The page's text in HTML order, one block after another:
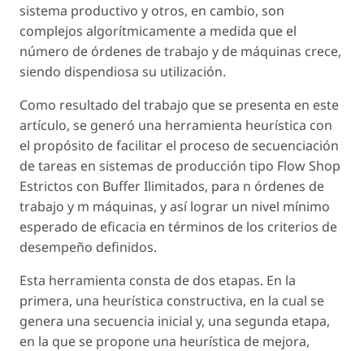
sistema productivo y otros, en cambio, son
complejos algorítmicamente a medida que el
número de órdenes de trabajo y de máquinas crece,
siendo dispendiosa su utilización.
Como resultado del trabajo que se presenta en este
artículo, se generó una herramienta heurística con
el propósito de facilitar el proceso de secuenciación
de tareas en sistemas de producción tipo Flow Shop
Estrictos con Buffer Ilimitados, para n órdenes de
trabajo y m máquinas, y así lograr un nivel mínimo
esperado de eficacia en términos de los criterios de
desempeño definidos.
Esta herramienta consta de dos etapas. En la
primera, una heurística constructiva, en la cual se
genera una secuencia inicial y, una segunda etapa,
en la que se propone una heurística de mejora,